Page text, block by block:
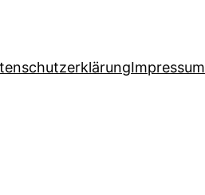
Impressum